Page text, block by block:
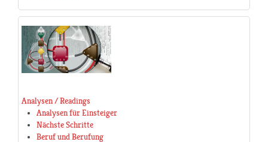
Analysen / Readings
Analysen für Einsteiger
Nächste Schritte
Beruf und Berufung